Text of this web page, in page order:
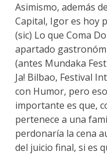
Asimismo, además
Capital, Igor es hoy
(sic) Lo que Coma
apartado
(antes Mundaka
Ja! Bilbao, Festival
con Humor, pero
importante es que,
pertenece a una
perdonaría la cena
del juicio final, si es